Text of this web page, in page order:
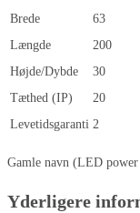
Brede
63
Længde
200
Højde/Dybde
30
Tæthed (IP)
20
Levetidsgaranti 2
Gamle navn (LED
Yderligere